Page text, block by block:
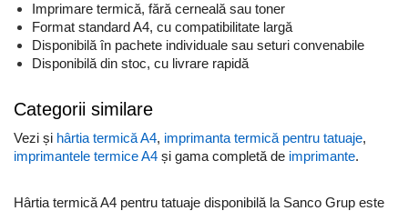
Imprimare termică, fără cerneală sau toner
Format standard A4, cu compatibilitate largă
Disponibilă în pachete individuale sau seturi convenabile
Disponibilă din stoc, cu livrare rapidă
Categorii similare
Vezi și hârtia termică A4, imprimanta termică pentru tatuaje,
imprimantele termice A4 și gama completă de imprimante.
Hârtia termică A4 pentru tatuaje disponibilă la Sanco Grup este